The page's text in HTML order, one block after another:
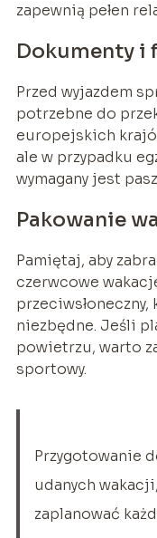
zapewnią pełen
Dokumenty i
Przed wyjazdem
potrzebne do
europejskich
ale w przypadku
wymagany jest
Pakowanie
Pamiętaj, aby
czerwcowe
niezbędne. Jeśli
powietrzu, warto
sportowy.
Przygotowanie
udanych
zaplanować